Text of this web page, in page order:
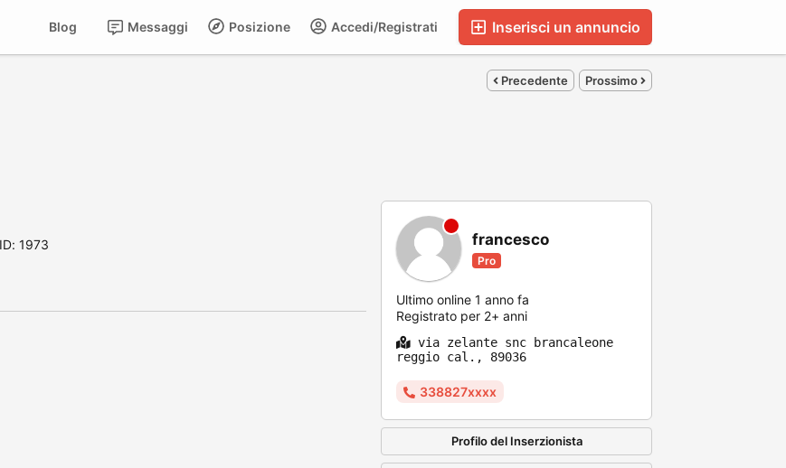
Inserisci un annuncio
Accedi/Registrati
Posizione
Messaggi
Blog
Precedente Prossimo
ID: 1973 francesco
Pro
Ultimo online 1 anno fa
Registrato per 2+ anni
via zelante snc brancaleone
reggio cal., 89036
338827xxxx
Profilo del Inserzionista